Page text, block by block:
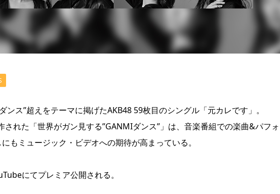
ス”超えをテーマに掲げたAKB48 59枚目のシングル「元カレです」。
れた「世界がガン見する”GANMIダンス”」は、音楽番組での楽曲&パフ
もミュージック・ビデオへの期待が高まっている。
にてプレミア公開される。